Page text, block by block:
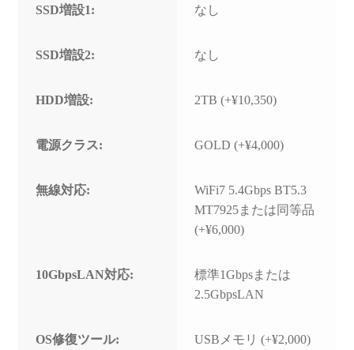
SSD増設1: なし
SSD増設2: なし
HDD増設: 2TB (+¥10,350)
電源クラス: GOLD (+¥4,000)
無線対応:
WiFi7 5.4Gbps BT5.3
MT7925または同等品
(+¥6,000)
10GbpsLAN対応:
標準1Gbpsまたは
2.5GbpsLAN
OS修復ツール: USBメモリ (+¥2,000)